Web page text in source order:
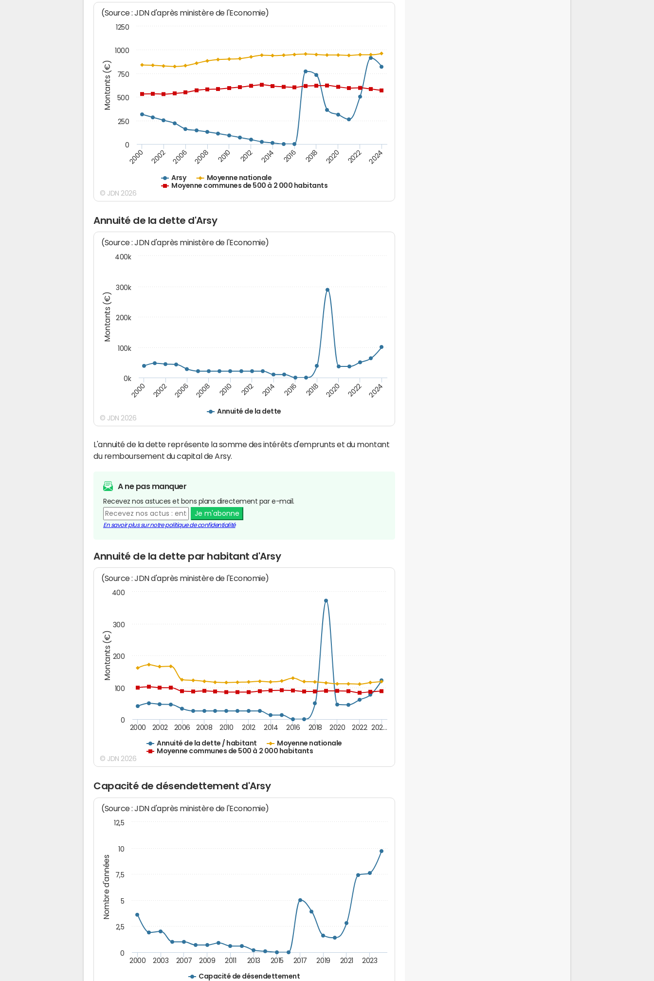
Montants (€)
(Source : JDN d'après ministère de l'Economie)
Arsy
Moyenne nationale
Moyenne communes de 500 à 2 000 habitants
2000 2002 2006 2008 2010 2012 2014 2016 2018 2020 2022 2024
0
250
500
750
1000
1250
© JDN 2026
Annuité de la dette d'Arsy
Montants (€)
(Source : JDN d'après ministère de l'Economie)
Annuité de la dette
2000 2002 2006 2008 2010 2012 2014 2016 2018 2020 2022 2024
0k
100k
200k
300k
400k
© JDN 2026
L'annuité de la dette représente la somme des intérêts d'emprunts et du montant
du remboursement du capital de Arsy.
A ne pas manquer
Recevez nos astuces et bons plans directement par e-mail.
Je m'abonne
En savoir plus sur notre politique de confidentialité
Annuité de la dette par habitant d'Arsy
Montants (€)
(Source : JDN d'après ministère de l'Economie)
Annuité de la dette / habitant
Moyenne nationale
Moyenne communes de 500 à 2 000 habitants
2000 2002 2006 2008 2010 2012 2014 2016 2018 2020 2022 202…
0
100
200
300
400
© JDN 2026
Capacité de désendettement d'Arsy
Nombre d'années
(Source : JDN d'après ministère de l'Economie)
Capacité de désendettement
2000 2003 2007 2009 2011 2013 2015 2017 2019 2021 2023
0
2,5
5
7,5
10
12,5